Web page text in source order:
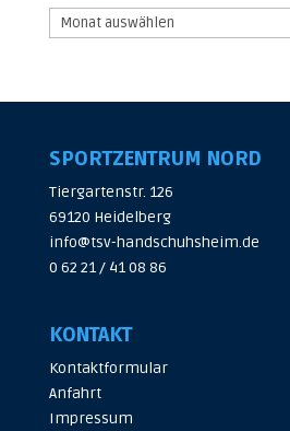
Archiv
SPORTZENTRUM NORD
Tiergartenstr. 126
69120 Heidelberg
info@tsv-handschuhsheim.de
0 62 21 / 41 08 86
KONTAKT
Kontaktformular
Anfahrt
Impressum